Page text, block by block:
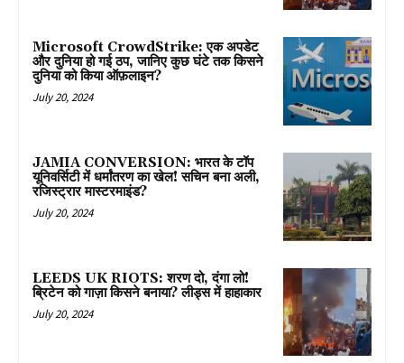
Microsoft CrowdStrike: एक अपडेट
और दुनिया हो गई ठप, जानिए कुछ घंटे तक किसने
दुनिया को किया ऑफ़लाइन?
July 20, 2024
JAMIA CONVERSION: भारत के टॉप
यूनिवर्सिटी में धर्मांतरण का खेल! सचिन बना अली,
रजिस्ट्रार मास्टरमाइंड?
July 20, 2024
LEEDS UK RIOTS: शरण दो, दंगा लो!
ब्रिटेन को गाज़ा किसने बनाया? लीड्स में हाहाकार
July 20, 2024